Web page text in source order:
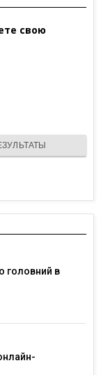
свою
головний в